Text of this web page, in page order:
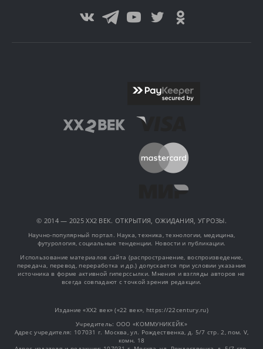
© 2014 — 2025 XX2 ВЕК. ОТКРЫТИЯ, ОЖИДАНИЯ, УГРОЗЫ.
Научно-популярный портал. Наука, техника, технологии, медицина,
футурология, социальные тенденции. Новости и публикации.
Использование материалов сайта (распространение, воспроизведение,
передача, перевод, переработка и др.) допускается при условии указания
источника в форме активной гиперссылки. Мнения и взгляды авторов не
всегда совпадают с точкой зрения редакции.
Издание «XX2 век» («22 век», https://22century.ru)
Учредитель: OOO «КОММУНИКЕЙК»
Адрес учредителя: 107031 г. Москва, ул. Рождественка, д. 5/7 стр. 2, пом. V,
комн. 18